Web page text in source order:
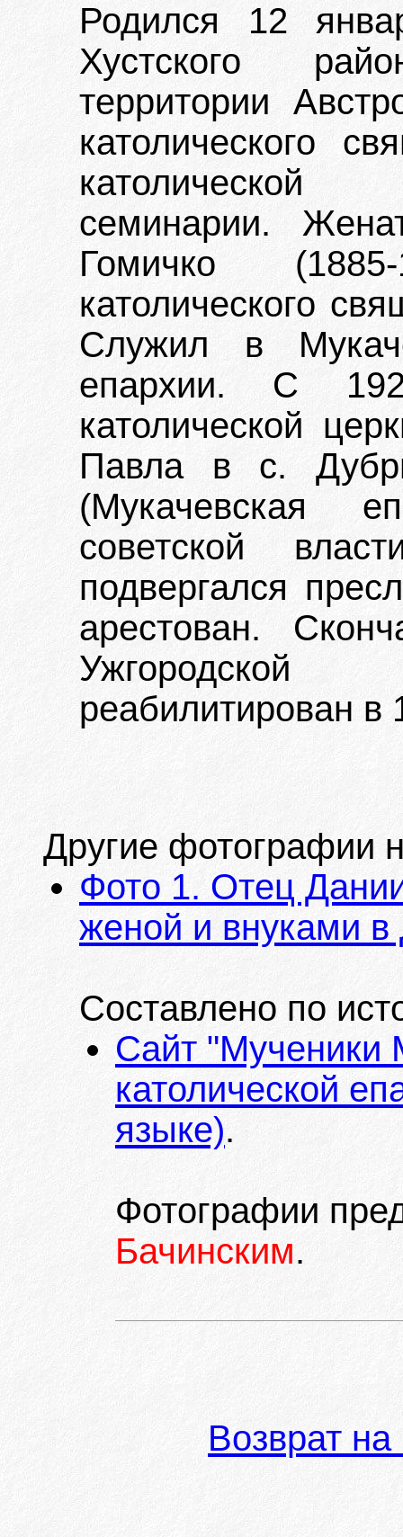
Родился 12
Хустского
территории
католического
католической
семинарии.
Гомичко
католического
Служил в
епархии. С
католической
Павла в с.
(Мукачевская
советской
подвергался
арестован.
реабилитирован в
Другие фотографии
Фото 1. Отец
женой и внуками в
Составлено по
Сайт "Мученики
католической
языке).
Фотографии
Бачинским.
Возврат